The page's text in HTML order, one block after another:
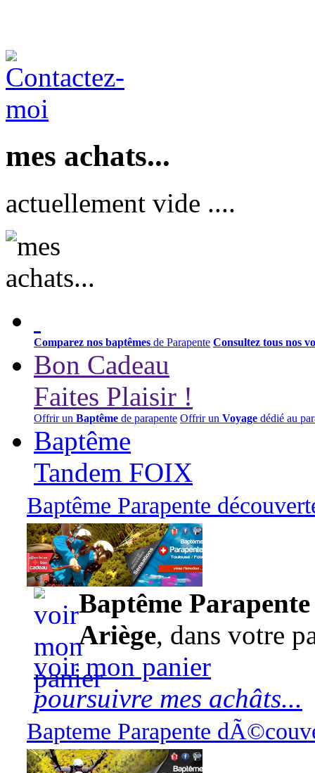
mes achats...
actuellement vide ....
Comparez nos baptêmes de Parapente Consultez tous nos
Bon Cadeau
Faites Plaisir !
Offrir un Baptême de parapente Offrir un Voyage dédié au
Baptême
Tandem FOIX
Baptême Parapente
95,00 euros
Baptême
Ariège, dans votre
voir mon panier
poursuivre mes achâts...
Bapteme Parapente